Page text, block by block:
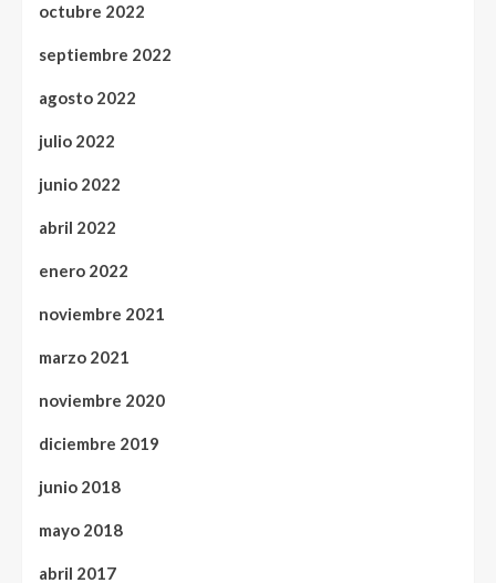
octubre 2022
septiembre 2022
agosto 2022
julio 2022
junio 2022
abril 2022
enero 2022
noviembre 2021
marzo 2021
noviembre 2020
diciembre 2019
junio 2018
mayo 2018
abril 2017